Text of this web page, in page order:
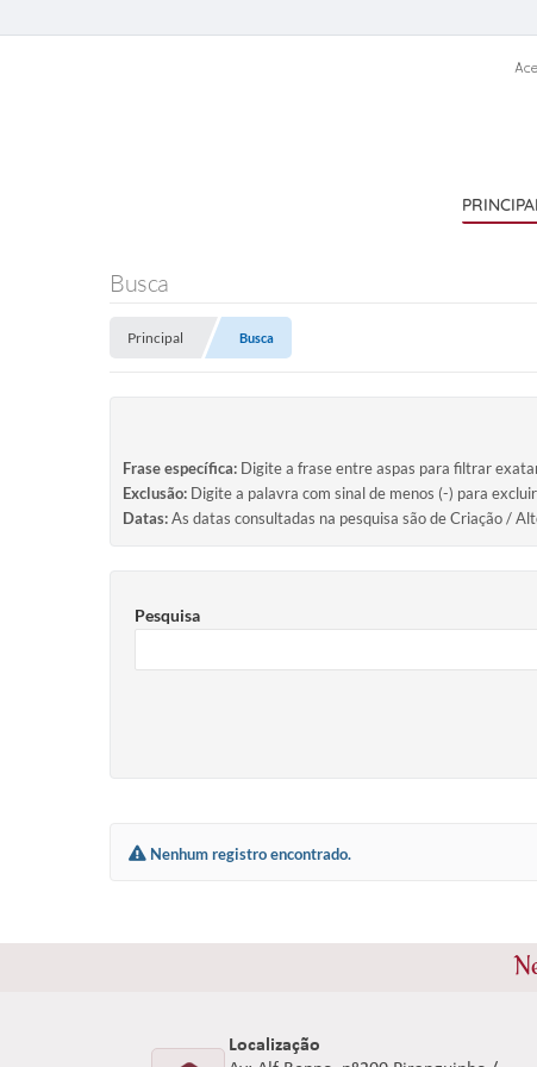
Busca
Principal Busca
Frase específica: Digite a frase entre aspas para filtrar
Exclusão: Digite a palavra com sinal de menos (-) para
Datas:As datas consultadas na pesquisa são de Criação /
Pesquisa
Nenhum registro encontrado.
Localização